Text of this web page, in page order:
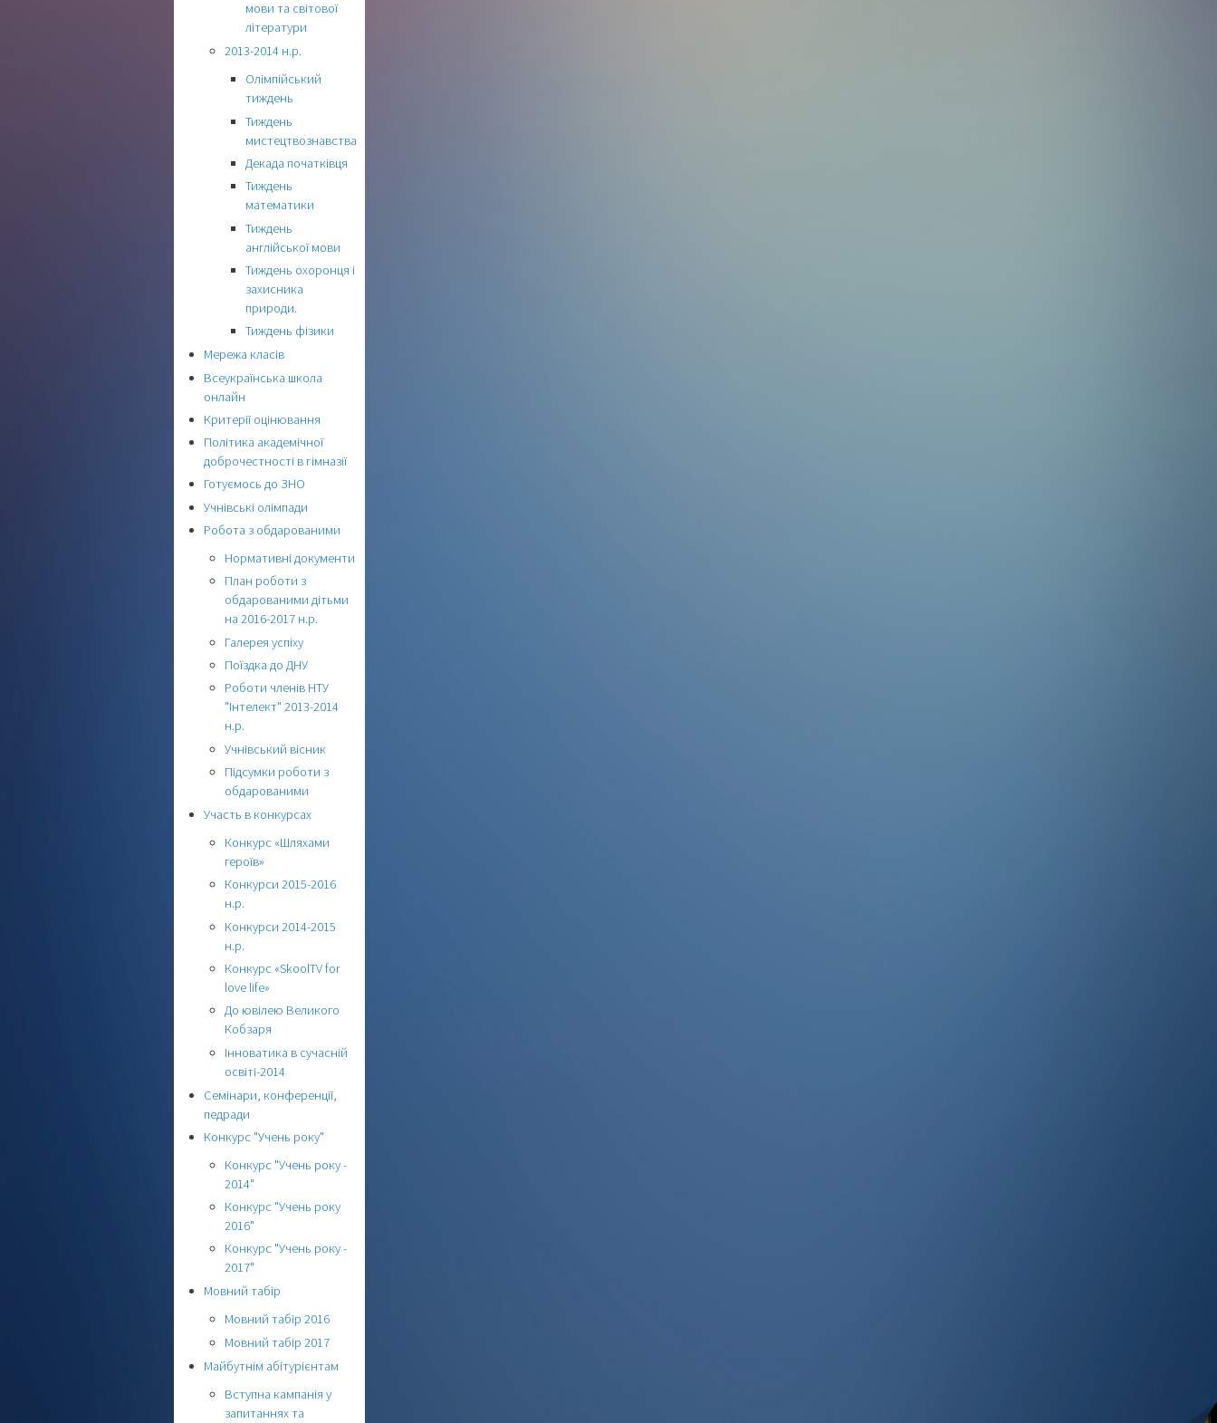
мови та світової
літератури
2013-2014 н.р.
Олімпійський
тиждень
Тиждень
мистецтвознавства
Декада початківця
Тиждень
математики
Тиждень
англійської мови
Тиждень охоронця і
захисника
природи.
Тиждень фізики
Мережа класів
Всеукраїнська школа
онлайн
Критерії оцінювання
Політика академічної
доброчестності в гімназії
Готуємось до ЗНО
Учнівські олімпади
Робота з обдарованими
Нормативні документи
План роботи з
обдарованими дітьми
на 2016-2017 н.р.
Галерея успіху
Поїздка до ДНУ
Роботи членів НТУ
"Інтелект" 2013-2014
н.р.
Учнівський вісник
Підсумки роботи з
обдарованими
Участь в конкурсах
Конкурс «Шляхами
героїв»
Конкурси 2015-2016
н.р.
Конкурси 2014-2015
н.р.
Конкурс «SkoolTV for
love life»
До ювілею Великого
Кобзаря
Інноватика в сучасній
освіті-2014
Семінари, конференції,
педради
Конкурс "Учень року"
Конкурс "Учень року -
2014"
Конкурс "Учень року
2016"
Конкурс "Учень року -
2017"
Мовний табір
Мовний табір 2016
Мовний табір 2017
Майбутнім абітурієнтам
Вступна кампанія у
запитаннях та